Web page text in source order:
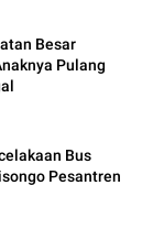
Besar
Pulang
Bus
Pesantren